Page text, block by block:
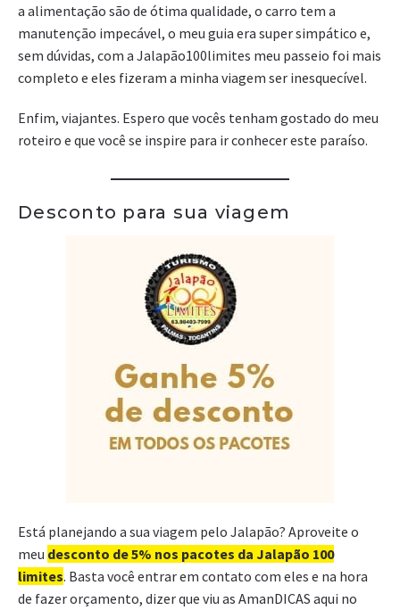
a alimentação são de ótima qualidade, o carro tem a
manutenção impecável, o meu guia era super simpático e,
sem dúvidas, com a Jalapão100limites meu passeio foi mais
completo e eles fizeram a minha viagem ser inesquecível.
Enfim, viajantes. Espero que vocês tenham gostado do meu
roteiro e que você se inspire para ir conhecer este paraíso.
Desconto para sua viagem
Está planejando a sua viagem pelo Jalapão? Aproveite o
meu desconto de 5% nos pacotes da Jalapão 100
limites. Basta você entrar em contato com eles e na hora
de fazer orçamento, dizer que viu as AmanDICAS aqui no